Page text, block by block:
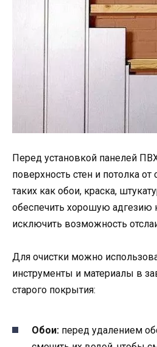
Перед установкой панелей
поверхность стен и потолка
таких как обои, краска,
обеспечить хорошую адгезию
исключить возможность
Для очистки можно
инструменты и материалы в
старого покрытия:
Обои: перед удалением